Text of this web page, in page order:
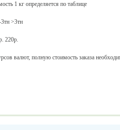
1 кг определяется по таблице
>3тн
валют, полную стоимость заказа